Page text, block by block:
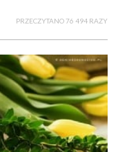
PRZECZYTANO 76 494 RAZY